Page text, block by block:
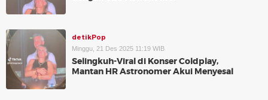
detikPop
Minggu, 21 Des 2025 11:19 WIB
Selingkuh-Viral di Konser Coldplay,
Mantan HR Astronomer Akui Menyesal